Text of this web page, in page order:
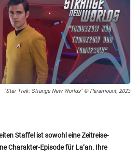
"Star Trek: Strange New Worlds" © Paramount, 2023
Staffel ist sowohl eine Zeitreise-
Charakter-Episode für La’an. Ihre